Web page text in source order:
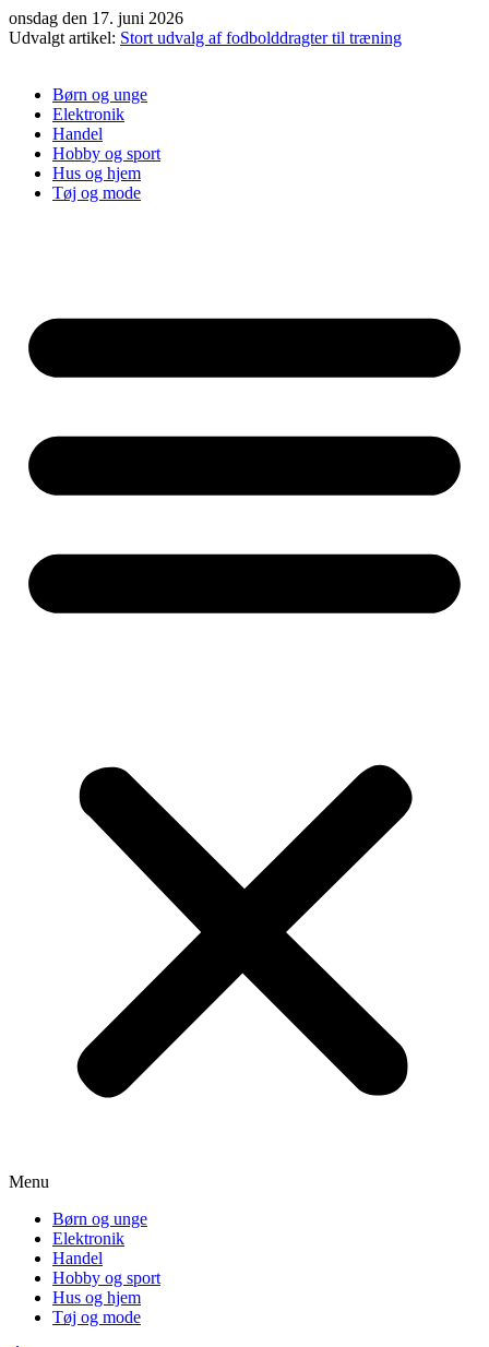
Videre
til
onsdag den 17. juni 2026
Udvalgt artikel: Stort udvalg af fodbolddragter til træning
Børn og unge
Elektronik
Handel
Hobby og sport
Hus og hjem
Tøj og mode
Menu
Børn og unge
Elektronik
Handel
Hobby og sport
Hus og hjem
Tøj og mode